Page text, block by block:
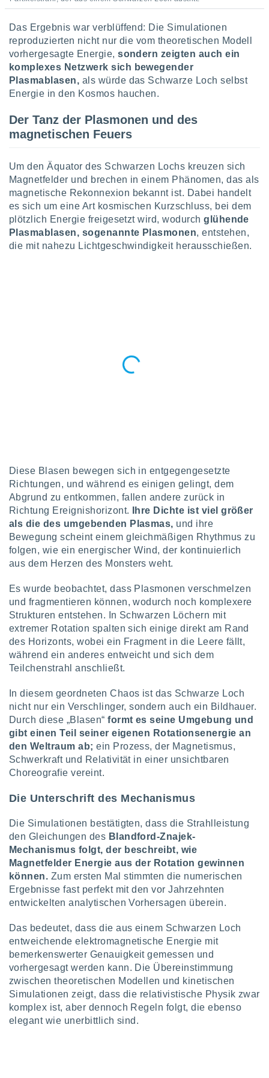
um
dieser
Adressen
und diese
eines
Sie
dies zu
auf
zur
zur
zur
von
zur
von
von
durch
der
zur
Inhalten.
und
Inhalte,
und der
von
Das Ergebnis war verblüffend: Die Simulationen
reproduzierten nicht nur die vom theoretischen Modell
vorhergesagte Energie,sondern zeigten auch ein
komplexes Netzwerk sich bewegender
Plasmablasen, als würde das Schwarze Loch selbst
Energie in den Kosmos hauchen.
Der Tanz der Plasmonen und des
magnetischen Feuers
Um den Äquator des Schwarzen Lochs kreuzen sich
Magnetfelder und brechen in einem Phänomen, das als
magnetische Rekonnexion bekannt ist. Dabei handelt
es sich um eine Art kosmischen Kurzschluss, bei dem
plötzlich Energie freigesetzt wird, wodurchglühende
Plasmablasen, sogenannte Plasmonen, entstehen,
die mit nahezu Lichtgeschwindigkeit herausschießen.
Diese Blasen bewegen sich in entgegengesetzte
Richtungen, und während es einigen gelingt, dem
Abgrund zu entkommen, fallen andere zurück in
Richtung Ereignishorizont.
Ihre Dichte ist viel größer
als die des umgebenden Plasmas, und ihre
Bewegung scheint einem gleichmäßigen Rhythmus zu
folgen, wie ein energischer Wind, der kontinuierlich
aus dem Herzen des Monsters weht.
Es wurde beobachtet, dass Plasmonen verschmelzen
und fragmentieren können, wodurch noch komplexere
Strukturen entstehen. In Schwarzen Löchern mit
extremer Rotation spalten sich einige direkt am Rand
des Horizonts, wobei ein Fragment in die Leere fällt,
während ein anderes entweicht und sich dem
Teilchenstrahl anschließt.
In diesem geordneten Chaos ist das Schwarze Loch
nicht nur ein Verschlinger, sondern auch ein Bildhauer.
Durch diese „Blasen“formt es seine Umgebung und
gibt einen Teil seiner eigenen Rotationsenergie an
den Weltraum ab; ein Prozess, der Magnetismus,
Schwerkraft und Relativität in einer unsichtbaren
Choreografie vereint.
Die Unterschrift des Mechanismus
Die Simulationen bestätigten, dass die Strahlleistung
den Gleichungen des Blandford-Znajek-
Mechanismus folgt, der beschreibt, wie
Magnetfelder Energie aus der Rotation gewinnen
können. Zum ersten Mal stimmten die numerischen
Ergebnisse fast perfekt mit den vor Jahrzehnten
entwickelten analytischen Vorhersagen überein.
Das bedeutet, dass die aus einem Schwarzen Loch
entweichende elektromagnetische Energie mit
bemerkenswerter Genauigkeit gemessen und
vorhergesagt werden kann. Die Übereinstimmung
zwischen theoretischen Modellen und kinetischen
Simulationen zeigt, dass die relativistische Physik zwar
komplex ist, aber dennoch Regeln folgt, die ebenso
elegant wie unerbittlich sind.